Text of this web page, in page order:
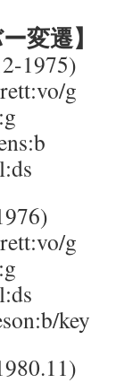
変遷】
1975)
g
g
key